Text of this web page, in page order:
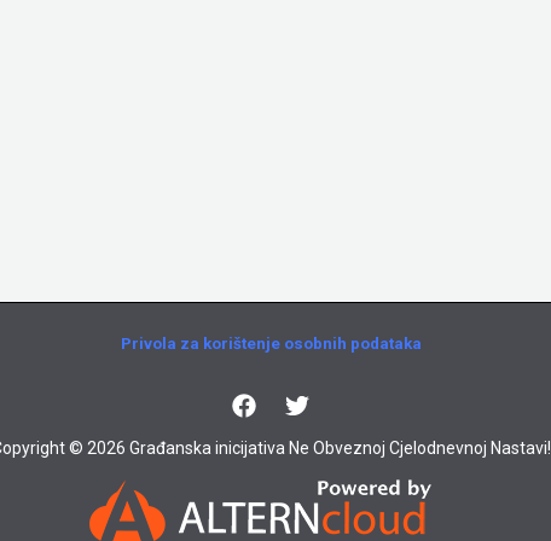
Privola za korištenje osobnih podataka
© 2026 Građanska inicijativa Ne Obveznoj Cjelodnevnoj Nastavi!